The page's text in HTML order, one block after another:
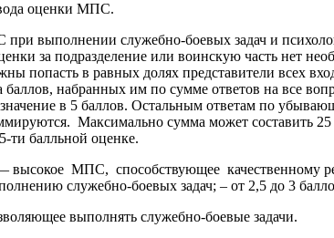
оценки МПС.
выполнении служебно-боевых задач и
за подразделение или воинскую часть нет
попасть в равных долях представители всех
набранных им по сумме ответов на все
в 5 баллов. Остальным ответам по
Максимально сумма может составить
ти балльной оценке.
МПС, способствующее качественному
служебно-боевых задач; – от 2,5 до 3
выполнять служебно-боевые задачи.